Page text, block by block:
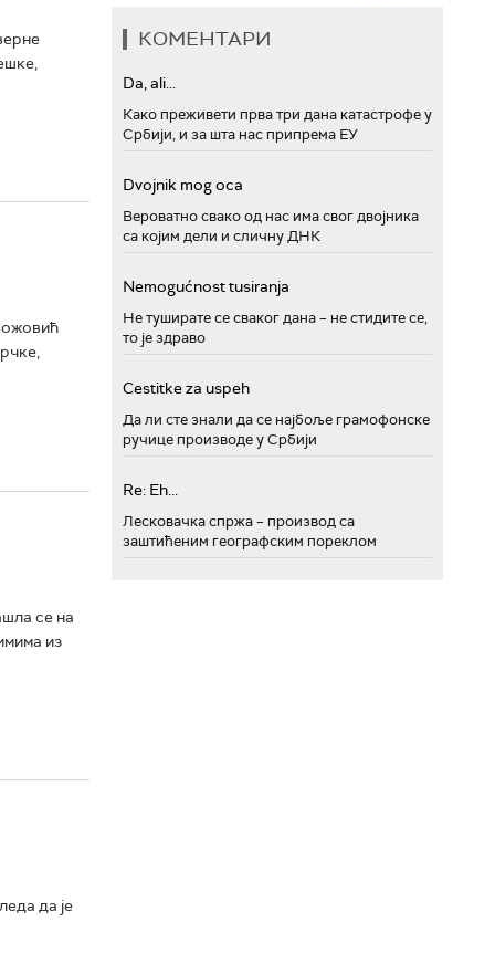
се на
из
да је
КОМЕНТАРИ
Da, ali...
Како преживети прва три дана катастрофе у
Србији, и за шта нас припрема ЕУ
Dvojnik mog oca
Вероватно свако од нас има свог двојника
са којим дели и сличну ДНК
Nemogućnost tusiranja
Не туширате се сваког дана – не стидите се,
то је здраво
Cestitke za uspeh
Да ли сте знали да се најбоље грамофонске
ручице производе у Србији
Re: Eh...
Лесковачка спржа – производ са
заштићеним географским пореклом